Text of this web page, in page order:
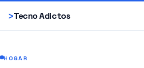
>Tecno Adictos
Smartphones
HOGAR